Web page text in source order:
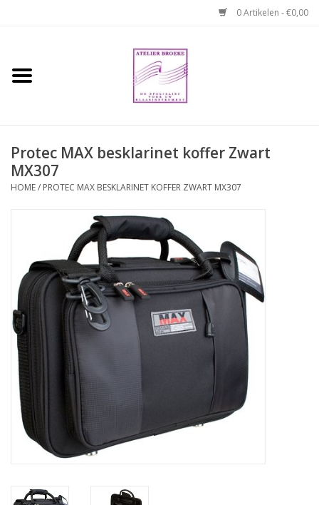
0 Artikelen - €0,00
Home
Reparaties en
abonnementen
Verhuur hobo's
Merken
Protec MAX besklarinet koffer Zwart
MX307
HOME/ PROTEC MAX BESKLARINET KOFFER ZWART MX307